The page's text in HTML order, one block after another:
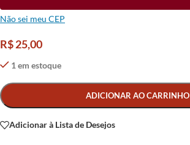
Não sei meu CEP
R$25,00
1 em estoque
ADICIONAR AO CARRINHO
Alternative:
Adicionar à Lista de Desejos